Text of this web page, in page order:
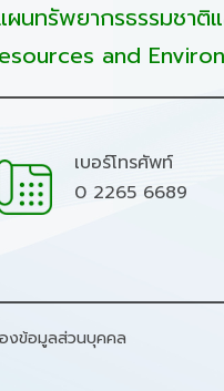
ผนทรัพยากรธรรมชาติ
and
เบอร์โทรศัพท์
0 2265 6689
งข้อมูลส่วนบุคคล